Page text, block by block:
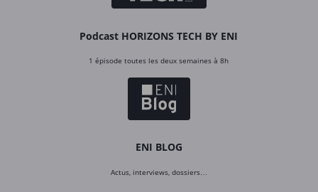
Podcast HORIZONS TECH BY ENI
1 épisode toutes les deux semaines à 8h
ENI BLOG
Actus, interviews, dossiers…